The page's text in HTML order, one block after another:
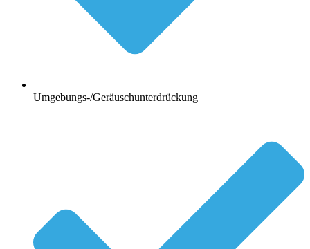
Umgebungs-/Geräuschunterdrückung